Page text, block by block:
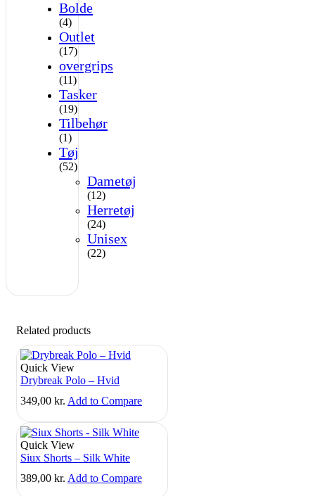
Bolde
(4)
Outlet
(17)
overgrips
(11)
Tasker
(19)
Tilbehør
(1)
Tøj
(52)
Dametøj
(12)
Herretøj
(24)
Unisex
(22)
Related products
Quick View
Drybreak Polo – Hvid
349,00 kr. Add to Compare
Quick View
Siux Shorts – Silk White
389,00 kr. Add to Compare